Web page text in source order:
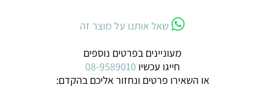
שאל אותנו על מוצר זה
מעוניינים בפרטים נוספים
חייגו עכשיו 08-9589010
או השאירו פרטים ונחזור אליכם בהקדם: